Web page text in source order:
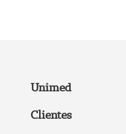
Unimed
Clientes